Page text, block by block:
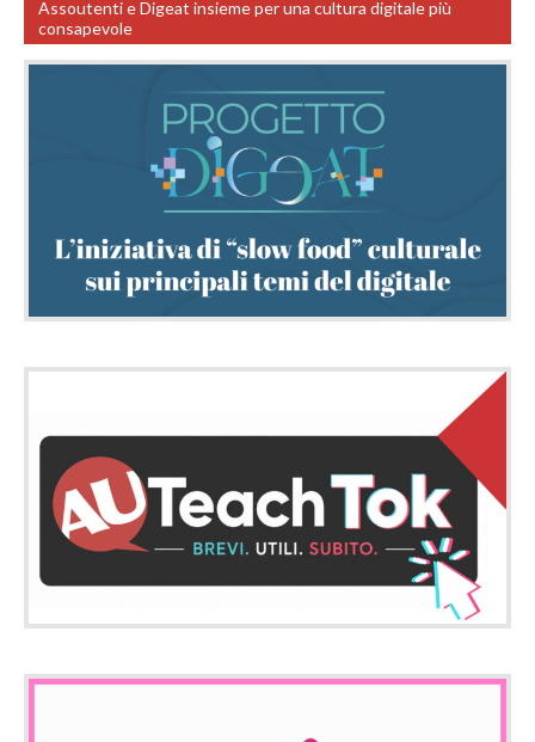
Assoutenti e Digeat insieme per una cultura digitale più
consapevole